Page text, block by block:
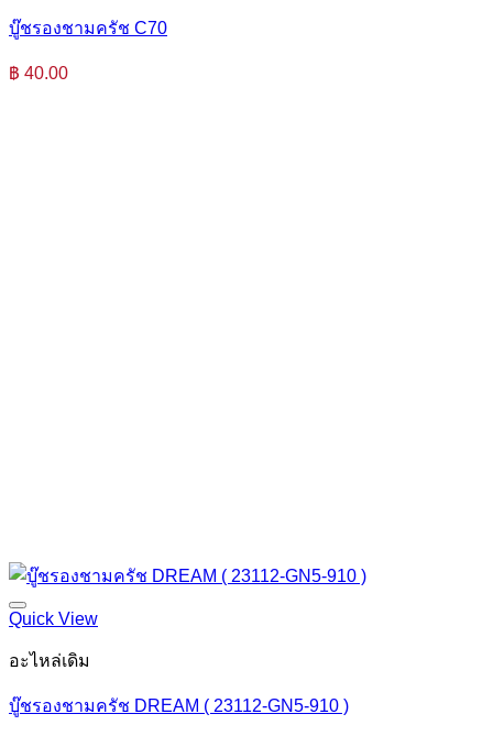
บู๊ชรองชามครัช C70
฿ 40.00
Quick View
อะไหล่เดิม
บู๊ชรองชามครัช DREAM ( 23112-GN5-910 )